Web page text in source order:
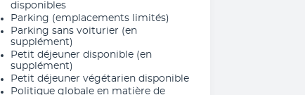
disponibles
Parking (emplacements limités)
Parking sans voiturier (en
supplément)
Petit déjeuner disponible (en
supplément)
Petit déjeuner végétarien disponible
Politique globale en matière de